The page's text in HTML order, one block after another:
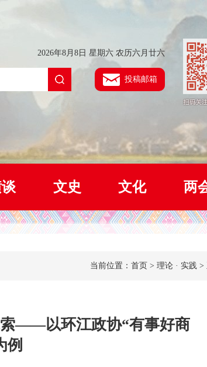
2026年8月8日 星期六 农历六月廿六
投稿邮箱
文史 文化 两
当前位置：首页 > 理论 · 实践 >
索——以环江政协“有事好商
例